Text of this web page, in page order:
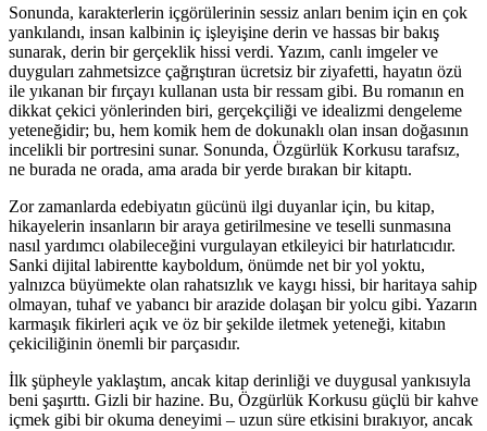
Sonunda, karakterlerin içgörülerinin sessiz anları benim için en çok
yankılandı, insan kalbinin iç işleyişine derin ve hassas bir bakış
sunarak, derin bir gerçeklik hissi verdi. Yazım, canlı imgeler ve
duyguları zahmetsizce çağrıştıran ücretsiz bir ziyafetti, hayatın özü
ile yıkanan bir fırçayı kullanan usta bir ressam gibi. Bu romanın en
dikkat çekici yönlerinden biri, gerçekçiliği ve idealizmi dengeleme
yeteneğidir; bu, hem komik hem de dokunaklı olan insan doğasının
incelikli bir portresini sunar. Sonunda, Özgürlük Korkusu tarafsız,
ne burada ne orada, ama arada bir yerde bırakan bir kitaptı.
Zor zamanlarda edebiyatın gücünü ilgi duyanlar için, bu kitap,
hikayelerin insanların bir araya getirilmesine ve teselli sunmasına
nasıl yardımcı olabileceğini vurgulayan etkileyici bir hatırlatıcıdır.
Sanki dijital labirentte kayboldum, önümde net bir yol yoktu,
yalnızca büyümekte olan rahatsızlık ve kaygı hissi, bir haritaya sahip
olmayan, tuhaf ve yabancı bir arazide dolaşan bir yolcu gibi. Yazarın
karmaşık fikirleri açık ve öz bir şekilde iletmek yeteneği, kitabın
çekiciliğinin önemli bir parçasıdır.
İlk şüpheyle yaklaştım, ancak kitap derinliği ve duygusal yankısıyla
beni şaşırttı. Gizli bir hazine. Bu, Özgürlük Korkusu güçlü bir kahve
içmek gibi bir okuma deneyimi – uzun süre etkisini bırakıyor, ancak